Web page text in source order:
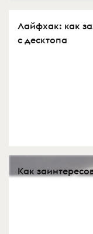
Лайфхак: как
с десктопа
Как